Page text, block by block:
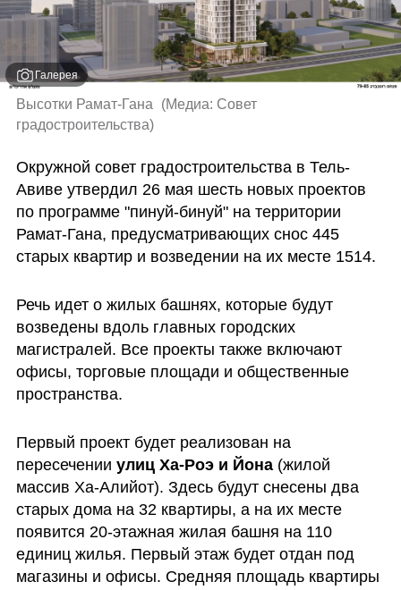
Галерея
Высотки Рамат-Гана (Медиа: Совет
градостроительства)
Окружной совет градостроительства в Тель-
Авиве утвердил 26 мая шесть новых проектов
по программе "пинуй-бинуй" на территории
Рамат-Гана, предусматривающих снос 445
старых квартир и возведении на их месте 1514.
Речь идет о жилых башнях, которые будут
возведены вдоль главных городских
магистралей. Все проекты также включают
офисы, торговые площади и общественные
пространства.
Первый проект будет реализован на
пересечении улиц Ха-Роэ и Йона (жилой
массив Ха-Алийот). Здесь будут снесены два
старых дома на 32 квартиры, а на их месте
появится 20-этажная жилая башня на 110
единиц жилья. Первый этаж будет отдан под
магазины и офисы. Средняя площадь квартиры